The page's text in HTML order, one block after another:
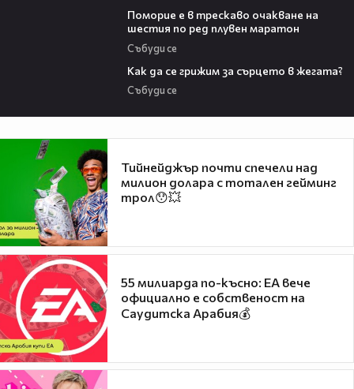
Поморие е в трескаво очакване на
шестия по ред плувен маратон
Събуди се
Как да се грижим за сърцето в жегата?
Събуди се
Тийнейджър почти спечели над
милион долара с тотален гейминг
трол😯💥
55 милиарда по-късно: EA вече
официално е собственост на
Саудитска Арабия💰